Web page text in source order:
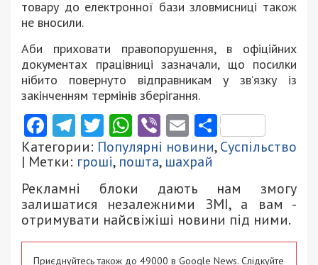
товару до електронної бази зловмисниці також
не вносили.
Аби приховати правопорушення, в офіційних
документах працівниці зазначали, що посилки
нібито повернуто відправникам у звʼязку із
закінченням термінів зберігання.
Facebook
Telegram
Twitter
WhatsApp
ViberEmail
Категории: Популярні новини,Суспільство
| Метки: гроші, пошта, шахрай
Рекламні блоки дають нам змогу
залишатися незалежними ЗМІ, а вам -
отримувати найсвіжіші новини під ними.
Приєднуйтесь також до 49000 в Google News. Слідкуйте